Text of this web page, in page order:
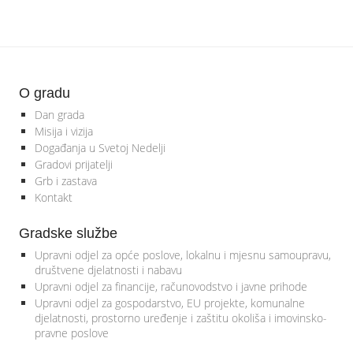
O gradu
Dan grada
Misija i vizija
Događanja u Svetoj Nedelji
Gradovi prijatelji
Grb i zastava
Kontakt
Gradske službe
Upravni odjel za opće poslove, lokalnu i mjesnu samoupravu,
društvene djelatnosti i nabavu
Upravni odjel za financije, računovodstvo i javne prihode
Upravni odjel za gospodarstvo, EU projekte, komunalne
djelatnosti, prostorno uređenje i zaštitu okoliša i imovinsko-
pravne poslove